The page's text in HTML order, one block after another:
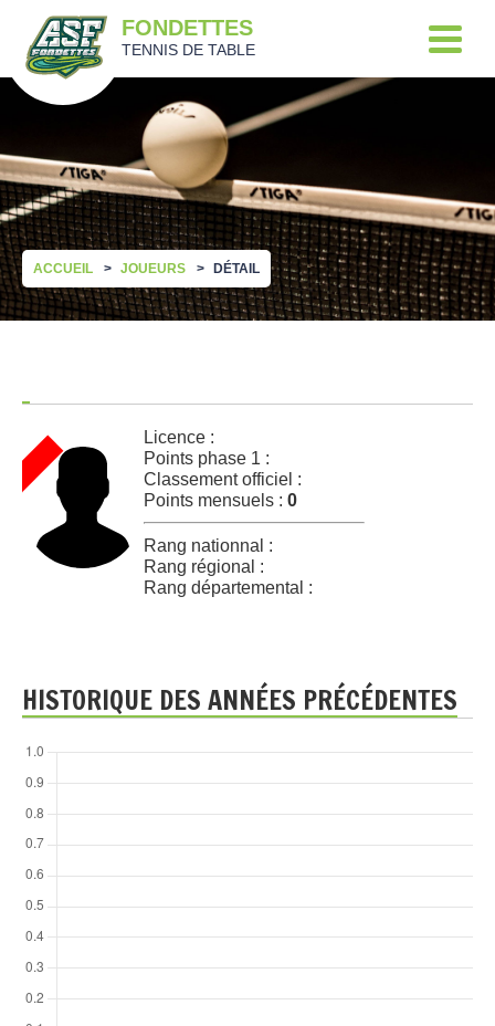
FONDETTES
TENNIS DE TABLE
ACCUEIL JOUEURS DÉTAIL
Licence :
Points phase 1 :
Classement officiel :
Points mensuels : 0
Rang nationnal :
Rang régional :
Rang départemental :
HISTORIQUE DES ANNÉES PRÉCÉDENTES